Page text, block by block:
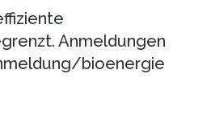
Anmeldungen
bioenergie